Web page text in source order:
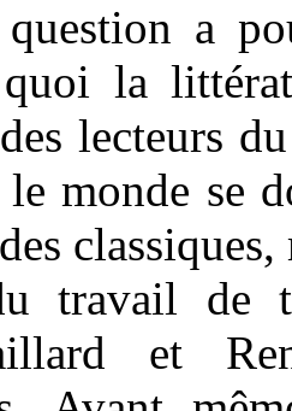
a
la
des lecteurs
monde se
travail de
et